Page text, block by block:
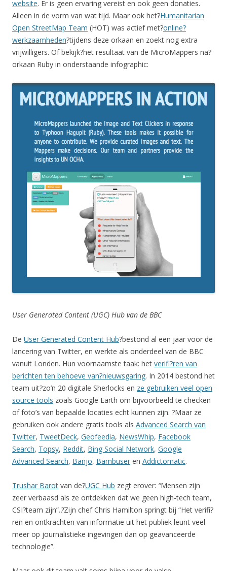
website. Er is geen ervaring vereist en ook geen donaties.
Alleen in de vorm van wat tijd. Maar ook het?Humanitarian
Open StreetMap Team (HOT) was actief met?online?
werkzaamheden?tijdens deze orkaan en zoekt nog extra
vrijwilligers. Of bekijk?het resultaat van de MicroMappers na?
orkaan Ruby in onderstaande infographic:
User Generated Content (UGC) Hub van de BBC
De User Generated Content Hub?bestond al een jaar voor de
lancering van Twitter, en werkte als onderdeel van de BBC
vanuit Londen. Hun voornaamste taak: het verifi?ren van
berichten ten behoeve van?nieuwsgaring. In 2014 bestond het
team uit?zo’n 20 digitale Sherlocks en ze gebruiken veel open
source tools zoals Google Earth om bijvoorbeeld te checken
of foto’s van bepaalde locaties echt kunnen zijn. ?Maar ze
gebruiken ook andere gratis tools als Advanced Search van
Twitter, TweetDeck, Geofeedia, NewsWhip, Facebook
Search, Topsy, Reddit, Bing Social Network, Google
Advanced Search, Banjo, Bambuser en Addictomatic.
Trushar Barot van de?UGC Hub zegt erover: “Mensen zijn
zeer verbaasd als ze ontdekken dat we geen high-tech team,
CSI?team zijn”.?Zijn chef Chris Hamilton springt bij “Het verifi?
ren en ontkrachten van informatie uit het publiek leunt veel
meer op journalistieke ingevingen dan op geavanceerde
technologie”.